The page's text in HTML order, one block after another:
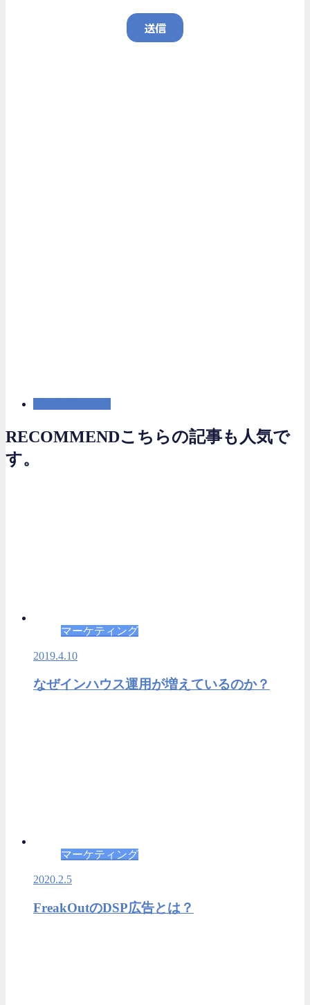
RECOMMENDこちらの記事も人気で
す。
マーケティング
2019.4.10
なぜインハウス運用が増えているのか？
マーケティング
2020.2.5
FreakOutのDSP広告とは？